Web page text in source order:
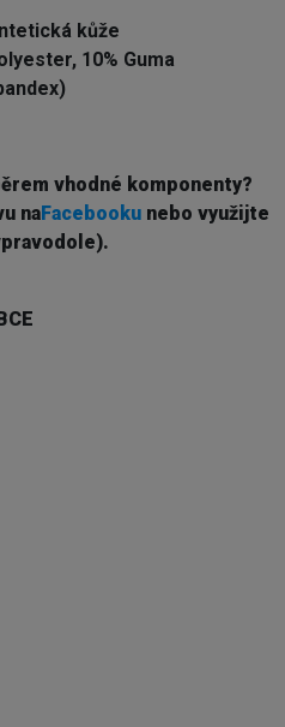
kůže
10% Guma
vhodné komponenty?
naFacebooku nebo využijte